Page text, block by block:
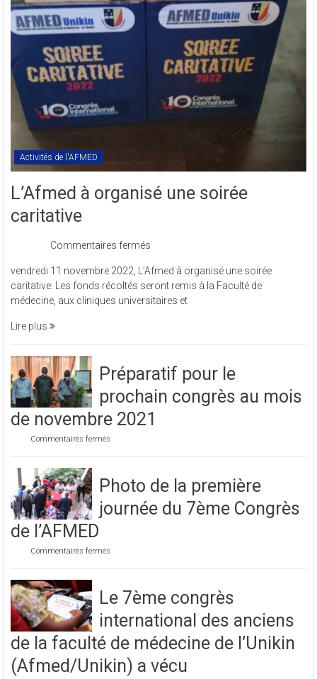
sigle
COMREV.
Activités de l'AFMED
L’Afmed à organisé une soirée
caritative
Commentaires fermés
à
organisé
une
vendredi 11 novembre 2022, L’Afmed à organisé une soirée
caritative. Les fonds récoltés seront remis à la Faculté de
médecine, aux cliniques universitaires et
Lire plus
Préparatif pour le
prochain congrès au mois
de novembre 2021
Commentaires fermés
prochain
congrès
au
mois
Photo de la première
journée du 7ème Congrès
de l’AFMED
Commentaires fermés
première
journée
du
7ème
Congrès
de
l’AFMED
Le 7ème congrès
international des anciens
de la faculté de médecine de l’Unikin
(Afmed/Unikin) a vécu